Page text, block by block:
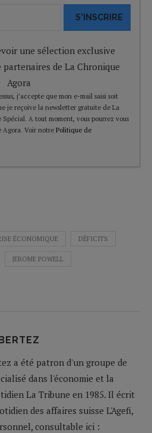
S'INSCRIRE
une sélection exclusive
de La Chronique
Agora
j’accepte que mon e-mail saisi soit
je reçoive la newsletter gratuite de La
A tout moment, vous pourrez vous
Agora. Voir notre Politique de
ÉCONOMIQUE DÉFICITS
JEROME POWELL
a été patron d'un groupe de
dans l'économie et la
La Tribune en 1985. Il écrit
des affaires suisse L'Agefi,
consultable ici :